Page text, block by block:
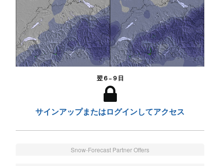
翌６−９日
サインアップまたはログインしてアクセス
Snow-Forecast Partner Offers